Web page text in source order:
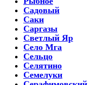
Садовый
Саки
Саргазы
Светлый Яр
Село Мга
Сельцо
Селятино
Семелуки